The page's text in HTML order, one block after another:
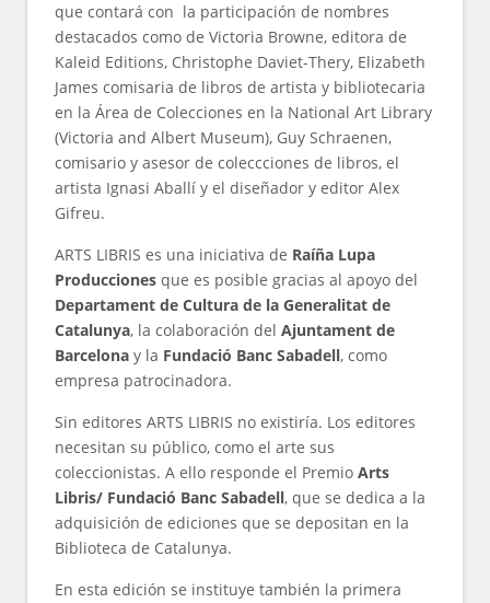
que contará con la participación de nombres
destacados como de Victoria Browne, editora de
Kaleid Editions, Christophe Daviet-Thery, Elizabeth
James comisaria de libros de artista y bibliotecaria
en la Área de Colecciones en la National Art Library
(Victoria and Albert Museum), Guy Schraenen,
comisario y asesor de coleccciones de libros, el
artista Ignasi Aballí y el diseñador y editor Alex
Gifreu.
ARTS LIBRIS es una iniciativa de Raíña Lupa
Producciones que es posible gracias al apoyo del
Departament de Cultura de la Generalitat de
Catalunya, la colaboración del Ajuntament de
Barcelona y la Fundació Banc Sabadell, como
empresa patrocinadora.
Sin editores ARTS LIBRIS no existiría. Los editores
necesitan su público, como el arte sus
coleccionistas. A ello responde el Premio Arts
Libris/ Fundació Banc Sabadell, que se dedica a la
adquisición de ediciones que se depositan en la
Biblioteca de Catalunya.
En esta edición se instituye también la primera